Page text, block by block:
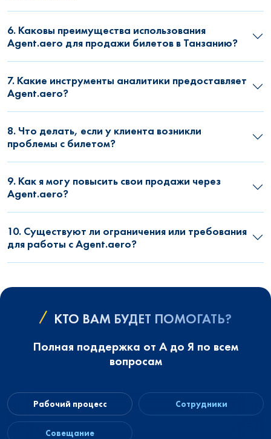
6. Каковы преимущества использования
Agent.aero для продажи билетов в Танзанию?
7. Какие инструменты аналитики предоставляет
Agent.aero?
8. Что делать, если у клиента возникли
проблемы с билетом?
9. Как я могу повысить свои продажи через
Agent.aero?
10. Существуют ли ограничения или требования
для работы с Agent.aero?
КТО ВАМ БУДЕТ ПОМОГАТЬ?
Полная поддержка от А до Я по всем
вопросам
Рабочий процесс Сотрудники
Совещание